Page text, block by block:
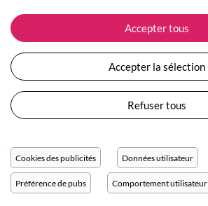
Nos engagements
Plan du site
Devenir revendeur
Collection Femme
Collection Enfants
Les Totebags
Nos différents thèmes
ASSISTANCE
Suivre ma commande
Expédition et livraison
Retour et remboursement
Moyens de paiement
Questions / Réponses
Conditions générales de vente
Protection des données personnelles
Réglage des cookies
Accepter tous
Accepter la sélection
Refuser tous
Cookies des publicités Données utilisateur
Préférence de pubs Comportement utilisateur